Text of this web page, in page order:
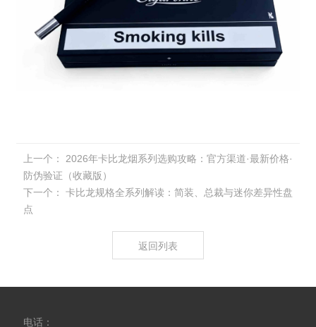
上一个：
2026年卡比龙烟系列选购攻略：官方渠道·最新价格·
防伪验证（收藏版）
下一个：
卡比龙规格全系列解读：简装、总裁与迷你差异性盘
点
返回列表
电话：